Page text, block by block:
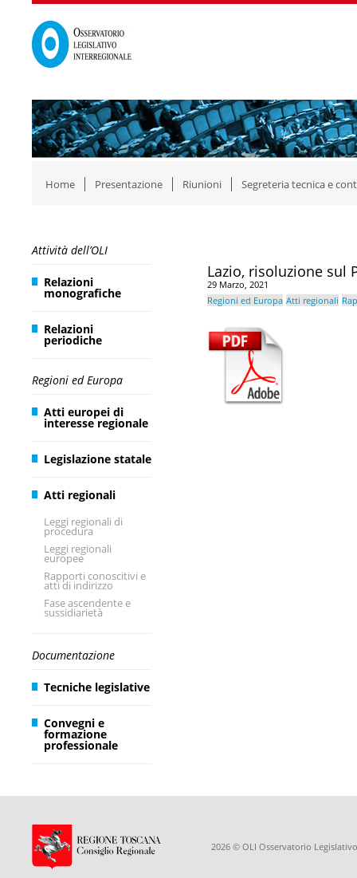
Home Presentazione Riunioni Segreteria tecnica e
Attività dell’OLI
Relazioni
monografiche
Relazioni
periodiche
Regioni ed Europa
Atti europei di
interesse regionale
Legislazione statale
Atti regionali
Leggi regionali di
procedura
Leggi regionali
europee
Rapporti conoscitivi e
atti di indirizzo
Fase ascendente e
sussidiarietà
Documentazione
Tecniche legislative
Convegni e
formazione
professionale
Lazio, risoluzione sul
29 Marzo, 2021
Regioni ed Europa Atti regionali
2026 © OLI Osservatorio